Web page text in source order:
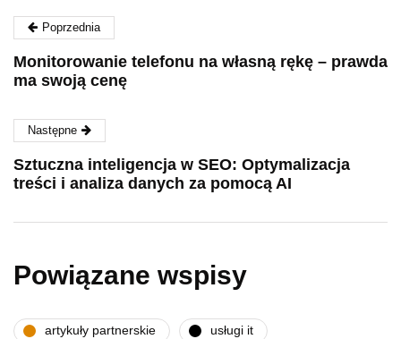
Poprzednia
Monitorowanie telefonu na własną rękę – prawda
ma swoją cenę
Następne
Sztuczna inteligencja w SEO: Optymalizacja
treści i analiza danych za pomocą AI
Powiązane wspisy
artykuły partnerskie usługi it